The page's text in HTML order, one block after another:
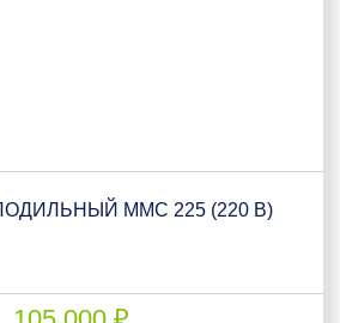
ММС 225 (220 В)